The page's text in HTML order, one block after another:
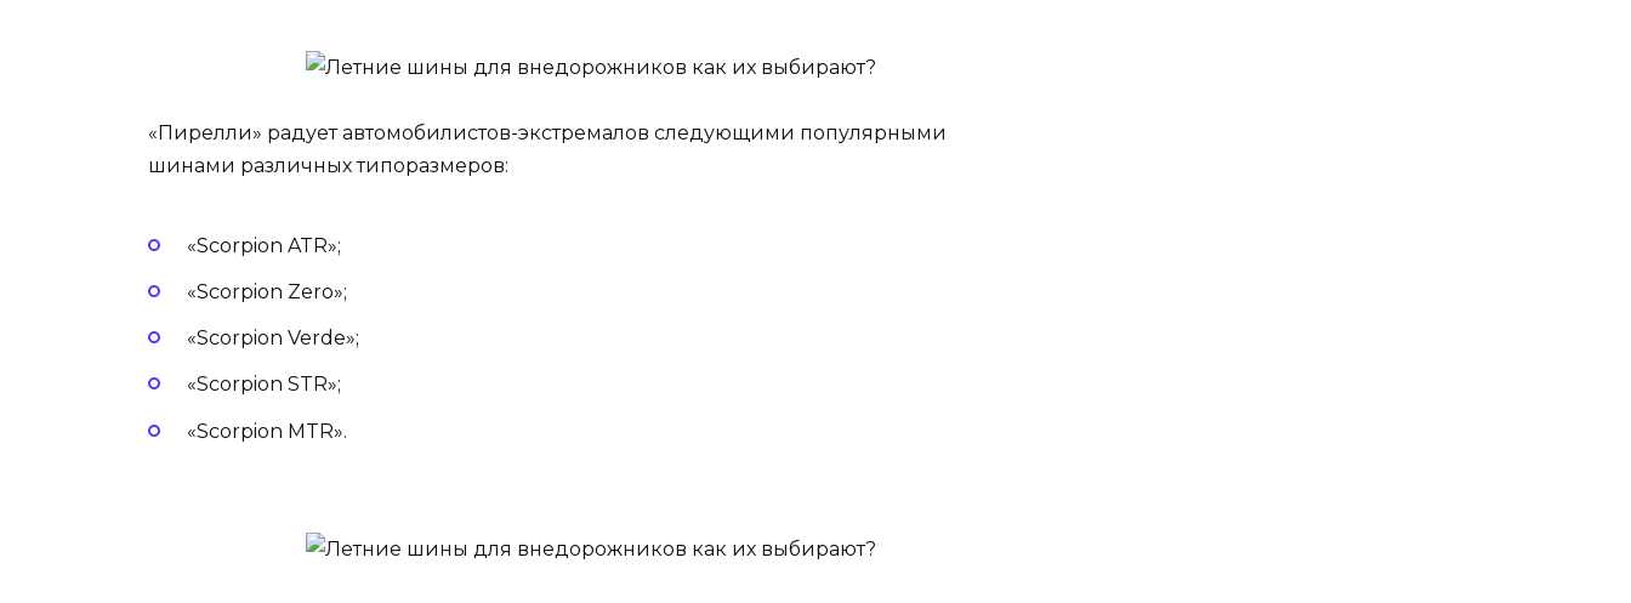
«Пирелли» радует автомобилистов-экстремалов следующими популярными
шинами различных типоразмеров:
«Scorpion ATR»;
«Scorpion Zero»;
«Scorpion Verde»;
«Scorpion STR»;
«Scorpion MTR».